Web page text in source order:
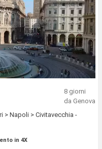
8 giorni
da Genova
> Napoli > Civitavecchia -
in 4X